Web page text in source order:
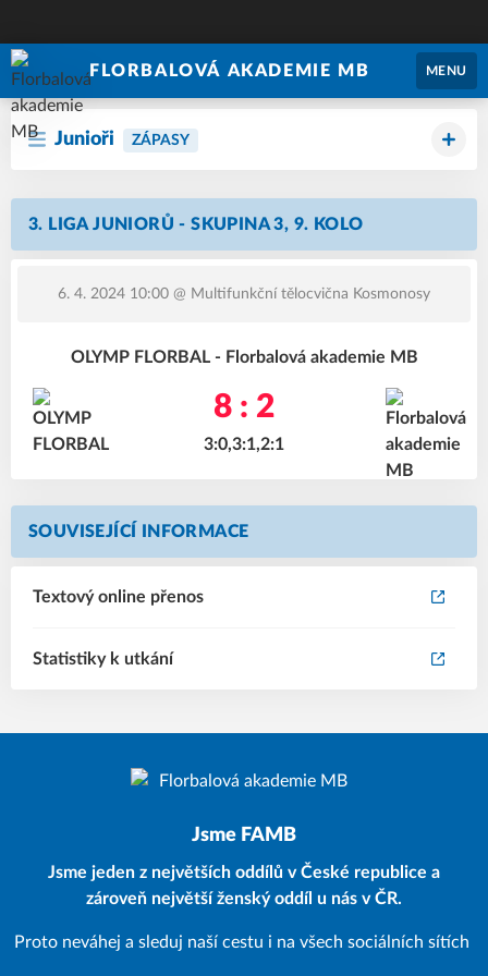
FLORBALOVÁ AKADEMIE MB MENU
Junioři ZÁPASY
3. LIGA JUNIORŮ - SKUPINA 3, 9. KOLO
6. 4. 2024 10:00 @ Multifunkční tělocvična Kosmonosy
OLYMP FLORBAL - Florbalová akademie MB
8 : 2
3:0,3:1,2:1
SOUVISEJÍCÍ INFORMACE
Textový online přenos
Statistiky k utkání
Jsme FAMB
Jsme jeden z největších oddílů v České republice a
zároveň největší ženský oddíl u nás v ČR.
Proto neváhej a sleduj naší cestu i na všech sociálních sítích